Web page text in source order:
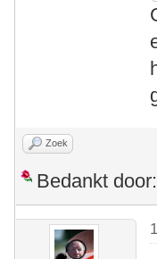
Zoek
Bedankt door: